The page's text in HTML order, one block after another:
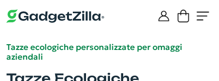
Tazze ecologiche personalizzate per omaggi
aziendali